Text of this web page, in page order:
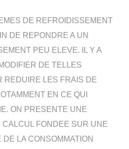
DE REFROIDISSEMENT
DE REPONDRE A UN
PEU ELEVE. IL Y A
DE TELLES
REDUIRE LES FRAIS DE
EN CE QUI
ON PRESENTE UNE
FONDEE SUR UNE
LA CONSOMMATION